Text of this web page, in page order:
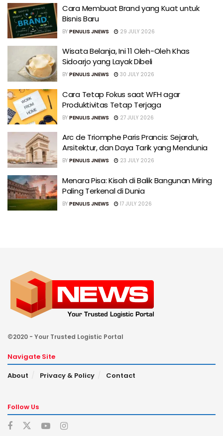
Cara Membuat Brand yang Kuat untuk
Bisnis Baru
BY PENULIS JNEWS 29 JULY 2026
Wisata Belanja, Ini 11 Oleh-Oleh Khas
Sidoarjo yang Layak Dibeli
BY PENULIS JNEWS 30 JULY 2026
Cara Tetap Fokus saat WFH agar
Produktivitas Tetap Terjaga
BY PENULIS JNEWS 27 JULY 2026
Arc de Triomphe Paris Prancis: Sejarah,
Arsitektur, dan Daya Tarik yang Mendunia
BY PENULIS JNEWS 23 JULY 2026
Menara Pisa: Kisah di Balik Bangunan Miring
Paling Terkenal di Dunia
BY PENULIS JNEWS 17 JULY 2026
©2020 - Your Trusted Logistic Portal
Navigate Site
About
Privacy & Policy Contact
Follow Us